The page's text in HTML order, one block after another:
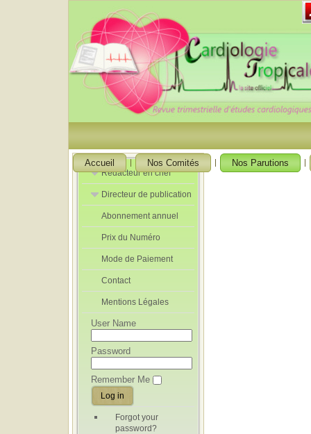
Accueil Nos Comités Nos Parutions
Rédacteur en chef
Rédacteurs en
Chef Adjoint
Directeur de publication
Directeur de
publication
adjoint
Abonnement annuel
Prix du Numéro
Mode de Paiement
Contact
Mentions Légales
User Name
Password
Remember Me
Forgot your
password?